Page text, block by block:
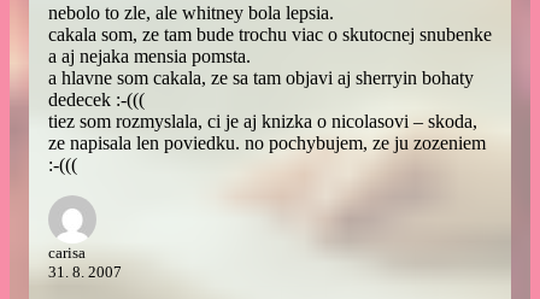
nebolo to zle, ale whitney bola lepsia.
cakala som, ze tam bude trochu viac o skutocnej snubenke
a aj nejaka mensia pomsta.
a hlavne som cakala, ze sa tam objavi aj sherryin bohaty
dedecek :-(((
tiez som rozmyslala, ci je aj knizka o nicolasovi – skoda,
ze napisala len poviedku. no pochybujem, ze ju zozeniem
:-(((
carisa
31. 8. 2007